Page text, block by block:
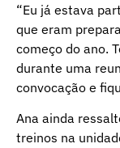
“Eu já estava
que eram
começo do ano.
durante uma
convocação e
Ana ainda
treinos na